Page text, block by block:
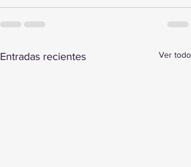
Entradas recientes Ver todo